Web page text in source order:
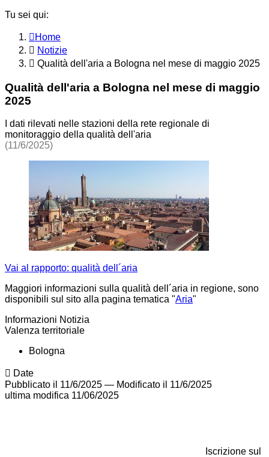
Tu sei qui:
Home
Notizie
Qualità dell'aria a Bologna nel mese di maggio 2025
Qualità dell'aria a Bologna nel mese di maggio
2025
I dati rilevati nelle stazioni della rete regionale di
monitoraggio della qualità dell'aria
(11/6/2025)
Vai al rapporto: qualità dell´aria
Maggiori informazioni sulla qualità dell´aria in regione, sono
disponibili sul sito alla pagina tematica "Aria"
Informazioni Notizia
Valenza territoriale
Bologna
Date
Pubblicato il 11/6/2025 — Modificato il 11/6/2025
ultima modifica 11/06/2025
Iscrizione sul